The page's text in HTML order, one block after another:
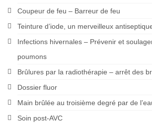
Coupeur de feu – Barreur de feu
Teinture d’iode, un merveilleux
Infections hivernales – Prévenir et
poumons
Brûlures par la radiothérapie – arrêt des
Dossier fluor
Main brûlée au troisième degré par de
Soin post-AVC